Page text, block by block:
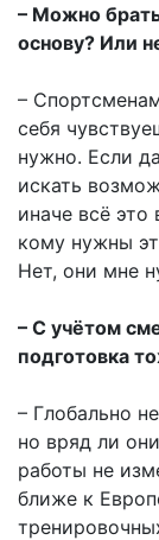
– Можно
основу? Или
–
себя
нужно. Если
искать
иначе всё это
кому нужны
Нет, они мне
– С учётом
подготовка
– Глобально
но вряд ли
работы не
ближе к